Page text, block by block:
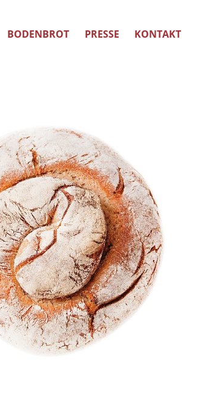
BODENBROT PRESSE KONTAKT